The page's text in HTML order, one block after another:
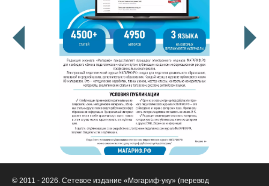
© 2011 - 2026. Сетевое издание «Мәгариф-уку» (перевод